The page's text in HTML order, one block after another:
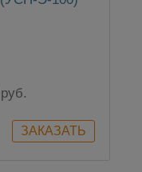
руб.